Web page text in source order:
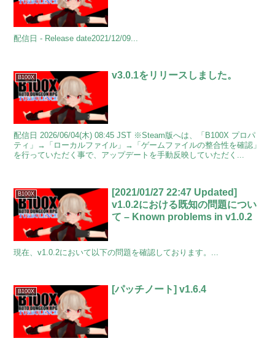
配信日 - Release date2021/12/09...
B100X v3.0.1をリリースしました。
配信日 2026/06/04(木) 08:45 JST ※Steam版へは、「B100X プロパ
ティ」→「ローカルファイル」→「ゲームファイルの整合性を確認」
を行っていただく事で、アップデートを手動反映していただく...
B100X
[2021/01/27 22:47 Updated]
v1.0.2における既知の問題につい
て – Known problems in v1.0.2
現在、v1.0.2において以下の問題を確認しております。...
B100X [パッチノート] v1.6.4